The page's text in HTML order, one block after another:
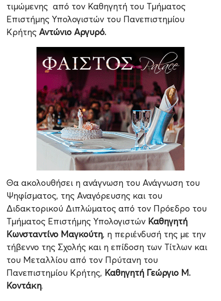
τιμώμενης από τον Καθηγητή του Τμήματος
Επιστήμης Υπολογιστών του Πανεπιστημίου
Κρήτης Αντώνιο Αργυρό.
Θα ακολουθήσει η ανάγνωση του Ανάγνωση του
Ψηφίσματος, της Αναγόρευσης και του
Διδακτορικού Διπλώματος από τον Πρόεδρο του
Τμήματος Επιστήμης Υπολογιστών Καθηγητή
Κωνσταντίνο Μαγκούτη, η περιένδυσή της με την
τήβεννο της Σχολής και η επίδοση των Τίτλων και
του Μεταλλίου από τον Πρύτανη του
Πανεπιστημίου Κρήτης, Καθηγητή Γεώργιο Μ.
Κοντάκη.